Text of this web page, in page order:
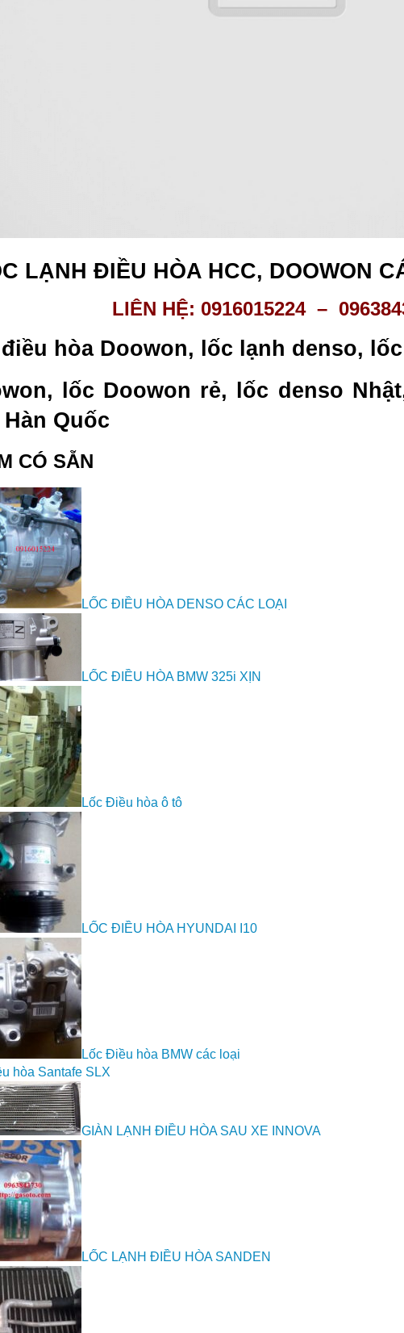
LẠNH ĐIỀU HÒA HCC, DOOWON
LIÊN HỆ: 0916015224 –
điều hòa Doowon, lốc lạnh denso,
lốc Doowon rẻ, lốc denso
Quốc
CÓ SẴN
LỐC ĐIỀU HÒA DENSO CÁC LOẠI
LỐC ĐIỀU HÒA BMW 325i XỊN
Lốc Điều hòa ô tô
LỐC ĐIỀU HÒA HYUNDAI I10
Lốc Điều hòa BMW các loại
hòa Santafe SLX
GIÀN LẠNH ĐIỀU HÒA SAU XE INNOVA
LỐC LẠNH ĐIỀU HÒA SANDEN